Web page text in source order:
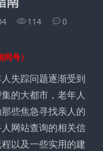
114
0
号）
失踪问题逐渐受到
的大都市，老年人
些焦急寻找亲人的
网站查询的相关信
以及一些实用的建